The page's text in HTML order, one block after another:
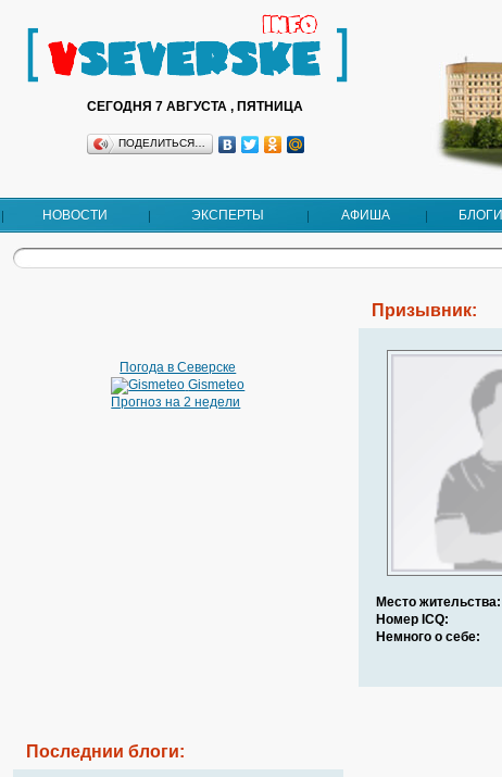
СЕГОДНЯ 7 АВГУСТА , ПЯТНИЦА
ПОДЕЛИТЬСЯ…
НОВОСТИ ЭКСПЕРТЫ АФИША БЛОГИ
Погода в Северске
Gismeteo
Прогноз на 2 недели
Последнии блоги:
Призывник:
Место жительства:
Номер ICQ:
Немного о себе: